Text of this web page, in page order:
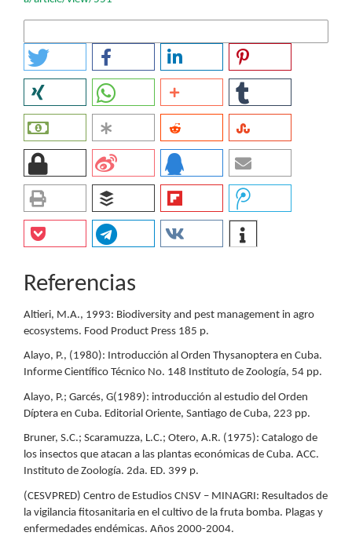
Referencias
Altieri, M.A., 1993: Biodiversity and pest management in agro
ecosystems. Food Product Press 185 p.
Alayo, P., (1980): Introducción al Orden Thysanoptera en Cuba.
Informe Científico Técnico No. 148 Instituto de Zoología, 54 pp.
Alayo, P.; Garcés, G(1989): introducción al estudio del Orden
Díptera en Cuba. Editorial Oriente, Santiago de Cuba, 223 pp.
Bruner, S.C.; Scaramuzza, L.C.; Otero, A.R. (1975): Catalogo de
los insectos que atacan a las plantas económicas de Cuba. ACC.
Instituto de Zoología. 2da. ED. 399 p.
(CESVPRED) Centro de Estudios CNSV – MINAGRI: Resultados de
la vigilancia fitosanitaria en el cultivo de la fruta bomba. Plagas y
enfermedades endémicas. Años 2000-2004.